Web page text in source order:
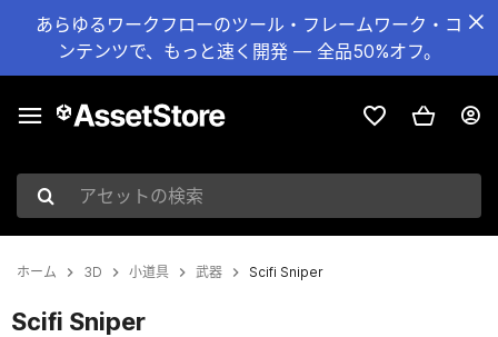
あらゆるワークフローのツール・フレームワーク・コ
ンテンツで、もっと速く開発 — 全品50%オフ。
アセットの検索
ホーム 3D 小道具 武器 Scifi Sniper
Scifi Sniper